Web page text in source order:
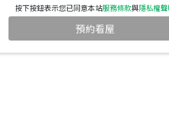
按下按鈕表示您已同意本站服務條款與隱私權
預約看屋